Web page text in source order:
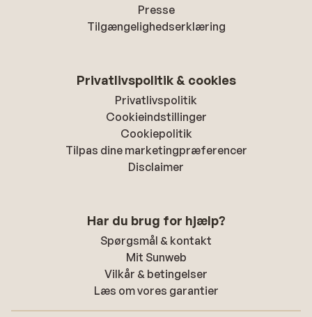
Presse
Tilgængelighedserklæring
Privatlivspolitik & cookies
Privatlivspolitik
Cookieindstillinger
Cookiepolitik
Tilpas dine marketingpræferencer
Disclaimer
Har du brug for hjælp?
Spørgsmål & kontakt
Mit Sunweb
Vilkår & betingelser
Læs om vores garantier